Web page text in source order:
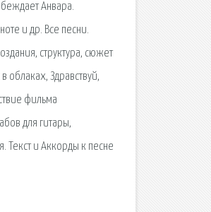
Анвара.
и др. Все песни.
структура, сюжет
облаках, Здравствуй,
фильма
для гитары,
Текст и Аккорды к песне